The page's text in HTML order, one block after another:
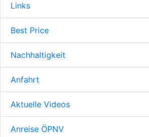
Links
Best Price
Nachhaltigkeit
Anfahrt
Aktuelle Videos
Anreise ÖPNV